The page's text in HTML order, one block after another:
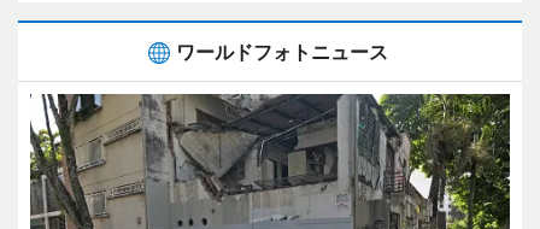
ワールドフォトニュース